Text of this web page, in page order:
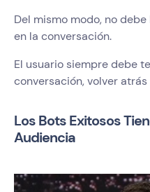
Del mismo modo, no
en la conversación.
El usuario siempre debe
conversación, volver atrás
Los Bots Exitosos
Audiencia